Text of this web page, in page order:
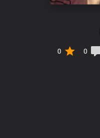
0
0